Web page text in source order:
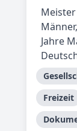
Jahre
Freizeit